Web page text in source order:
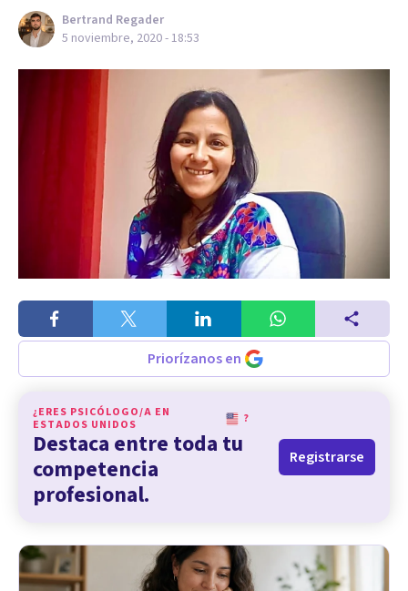
Bertrand Regader
5 noviembre, 2020 - 18:53
Priorízanos en
¿ERES PSICÓLOGO/A EN
ESTADOS UNIDOS
?
Destaca entre toda tu
competencia
profesional.
Registrarse